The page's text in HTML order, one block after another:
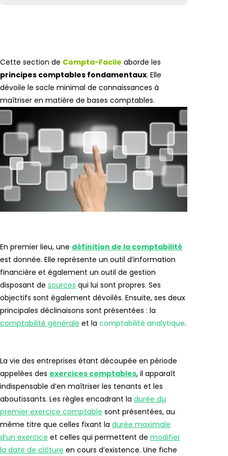
Cette section de Compta-Facile aborde les
principes comptables fondamentaux. Elle
dévoile le socle minimal de connaissances à
maîtriser en matière de bases comptables.
En premier lieu, une définition de la comptabilité
est donnée. Elle représente un outil d’information
financière et également un outil de gestion
disposant de sources qui lui sont propres. Ses
objectifs sont également dévoilés. Ensuite, ses deux
principales déclinaisons sont présentées : la
comptabilité générale et la comptabilité analytique.
La vie des entreprises étant découpée en période
appelées des exercices comptables, il apparaît
indispensable d’en maîtriser les tenants et les
aboutissants. Les règles encadrant la durée du
premier exercice comptable sont présentées, au
même titre que celles fixant la durée maximale
d’un exercice et celles qui permettent de modifier
la date de clôture en cours d’existence. Une fiche